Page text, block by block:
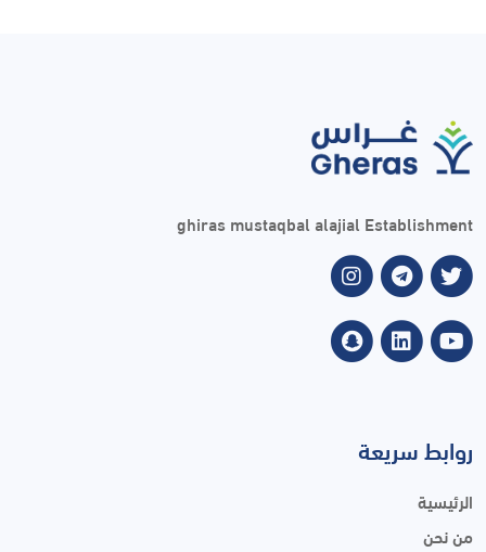
ghiras mustaqbal alajial Establishment
روابط سريعة
الرئيسية
من نحن